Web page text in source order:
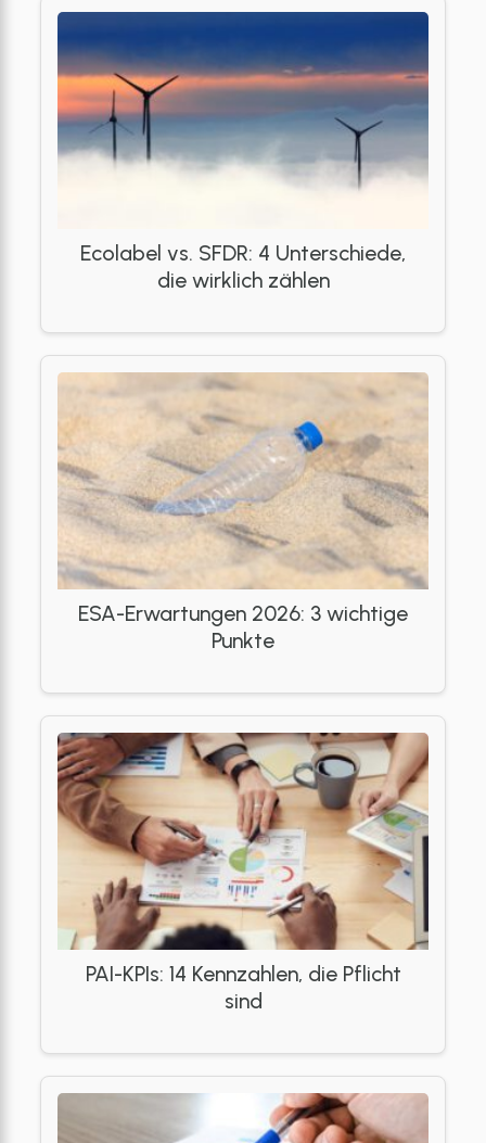
Ecolabel vs. SFDR: 4 Unterschiede,
die wirklich zählen
ESA-Erwartungen 2026: 3 wichtige
Punkte
PAI-KPIs: 14 Kennzahlen, die Pflicht
sind